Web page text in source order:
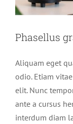
Phasellus
Aliquam eget
odio. Etiam
elit. Nunc
ante a cursus
interdum diam